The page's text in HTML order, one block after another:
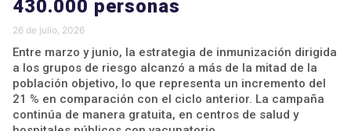
430.000 personas
26 de julio, 2026
Entre marzo y junio, la estrategia de inmunización dirigida
a los grupos de riesgo alcanzó a más de la mitad de la
población objetivo, lo que representa un incremento del
21 % en comparación con el ciclo anterior. La campaña
continúa de manera gratuita, en centros de salud y